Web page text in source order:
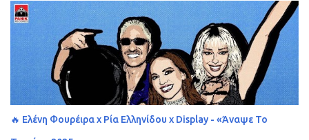
🔥 Ελένη Φουρέιρα x Ρία Ελληνίδου x Display - «Άναψε Το